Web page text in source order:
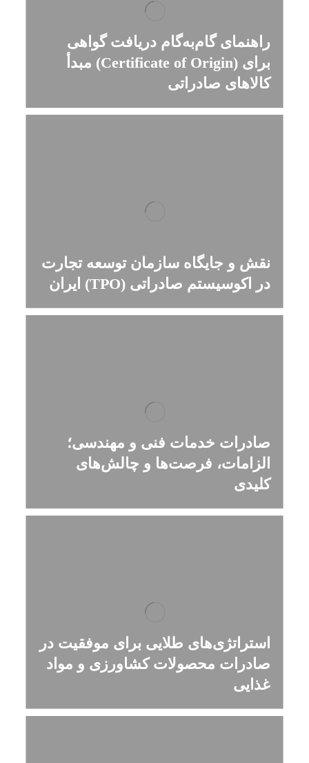
راهنمای گام‌به‌گام دریافت گواهی
مبدأ (Certificate of Origin) برای
کالاهای صادراتی
نقش و جایگاه سازمان توسعه تجارت
ایران (TPO) در اکوسیستم صادراتی
صادرات خدمات فنی و مهندسی؛
الزامات، فرصت‌ها و چالش‌های
کلیدی
استراتژی‌های طلایی برای موفقیت در
صادرات محصولات کشاورزی و مواد
غذایی